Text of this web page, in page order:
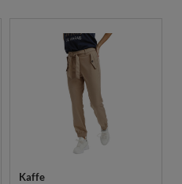
Kaffe